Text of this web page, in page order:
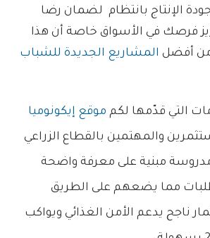
الإنتاج بانتظام لضمان رضا
فرصك في الأسواق خاصة أن هذا
من أفضل المشاريع الجديدة للشباب
التي قدّمها لكم موقع إيكونوميا
والمهتمين بالقطاع الزراعي
مدروسة مبنية على معرفة واضحة
مما يضعهم على الطريق
ناجح يدعم الأمن الغذائي ويواكب